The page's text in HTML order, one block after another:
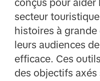
conçus pour aider
secteur
histoires à
leurs audiences
efficace. Ces
des objectifs